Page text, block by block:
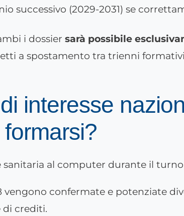
successivo (2029-2031) se
i dossier sarà possibile
a spostamento tra trienni
interesse
vengono confermate e potenziate
di crediti.